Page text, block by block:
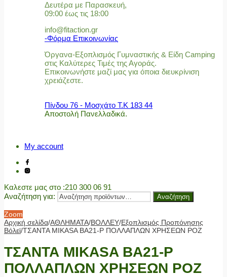
Δευτέρα με Παρασκευή,
09:00 έως τις 18:00
info@fitaction.gr
-Φόρμα Επικοινωνίας
Όργανα-Εξοπλισμός Γυμναστικής & Είδη Camping
στις Καλύτερες Τιμές της Αγοράς.
Επικοινωνήστε μαζί μας για όποια διευκρίνιση
χρειάζεστε.
Πίνδου 76 - Μοσχάτο Τ.Κ 183 44
Αποστολή Πανελλαδικά.
My account
Καλεστε μας στο :210 300 06 91
Αναζήτηση για:
Αναζήτηση
Zoom
Αρχική σελίδα/ΑΘΛΗΜΑΤΑ/ΒΟΛΛΕΥ/Εξοπλισμός Προπόνησης
Βόλεϊ/ΤΣΑΝΤΑ MIKASA BA21-P ΠΟΛΛΑΠΛΩΝ ΧΡΗΣΕΩΝ ΡΟΖ
ΤΣΑΝΤΑ MIKASA BA21-P
ΠΟΛΛΑΠΛΩΝ ΧΡΗΣΕΩΝ ΡΟΖ